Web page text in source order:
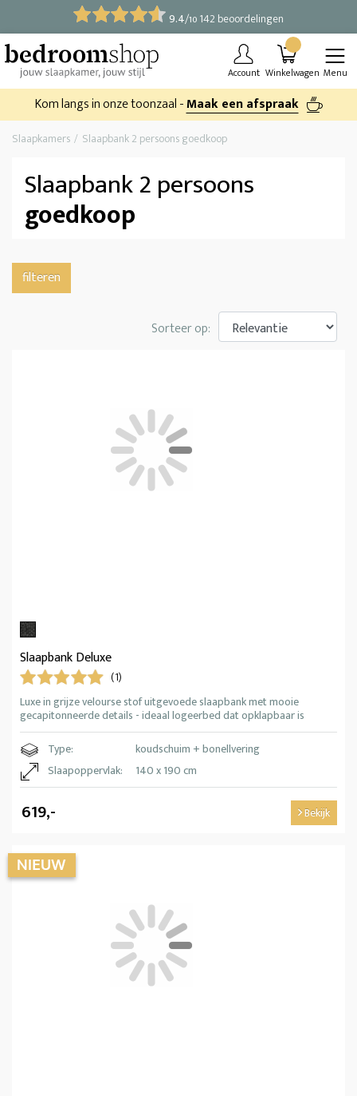
9.4/10 142 beoordelingen
Account Winkelwagen Menu
Kom langs in onze toonzaal -Maak een afspraak
Slaapkamers Slaapbank 2 persoons goedkoop
Slaapbank 2 persoons
goedkoop
filteren
Sorteer op:
Slaapbank Deluxe
(1)
Luxe in grijze velourse stof uitgevoede slaapbank met mooie
gecapitonneerde details - ideaal logeerbed dat opklapbaar is
Type:
koudschuim + bonellvering
Slaapoppervlak:
140 x 190 cm
619,- Bekijk